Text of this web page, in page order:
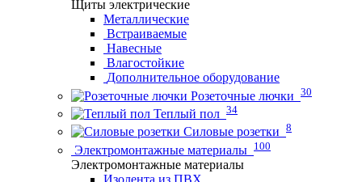
Щиты электрические
Металлические
Встраиваемые
Навесные
Влагостойкие
Дополнительное оборудование
Розеточные лючки 30
Теплый пол 34
Силовые розетки 8
Электромонтажные материалы 100
Электромонтажные материалы
Изолента из ПВХ